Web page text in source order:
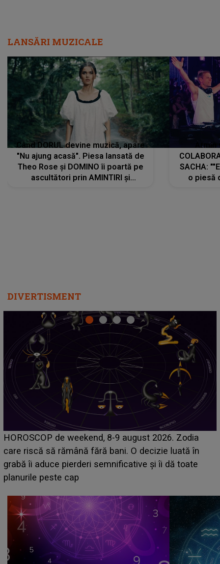
LANSĂRI MUZICALE
Când DORUL devine muzică, apare
"Nu ajung acasă". Piesa lansată de
Theo Rose și DOMINO îi poartă pe
ascultători prin AMINTIRI și
SACHA:
o piesă
DIVERTISMENT
Emanuel a ținut ACEST DETALIU ASCUNS până
acum! În fața Alexandrei, concurentul din Casa
face o MĂRTURISIRE NEAȘTEPTATĂ despre
sa: "I-am spus și ei în față, eu nu te iubesc pentru